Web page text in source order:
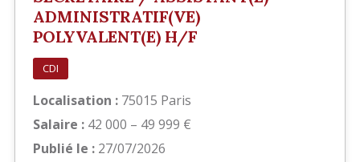
ADMINISTRATIF(VE)
POLYVALENT(E) H/F
CDI
Localisation : 75015 Paris
Salaire : 42 000 – 49 999 €
Publié le : 27/07/2026